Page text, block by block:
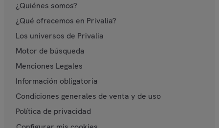
¿Quiénes somos?
¿Qué ofrecemos en Privalia?
Los universos de Privalia
Motor de búsqueda
Menciones Legales
Información obligatoria
Condiciones generales de venta y de uso
Política de privacidad